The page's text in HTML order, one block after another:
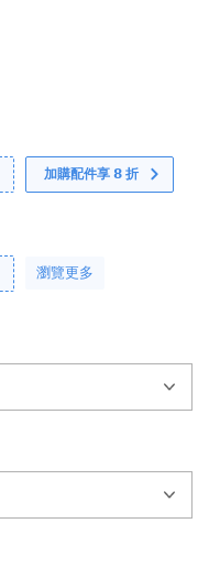
加購配件享 𝟴 折
瀏覽更多